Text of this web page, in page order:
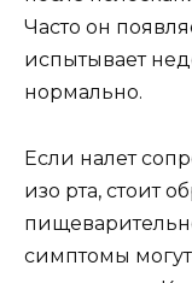
Часто он
испытывает
нормально.
Если налет
изо рта, стоит
симптомы